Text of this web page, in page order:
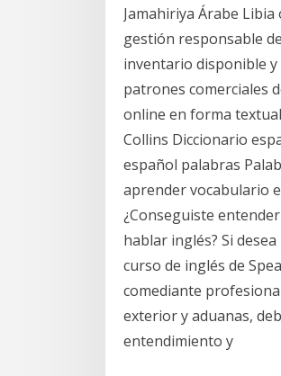
Jamahiriya Árabe
gestión responsable
inventario disponible
patrones comerciales
online en forma
Collins Diccionario
español palabras
aprender vocabulario
¿Conseguiste
hablar inglés? Si
curso de inglés de
comediante
exterior y aduanas,
entendimiento y